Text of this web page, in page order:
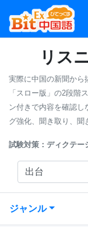
リス
実際に中国の新聞から
「スロー版」の2段階
ン付きで内容を確認
グ強化、聞き取り、聞
試験対策：ディクテー
ジャンル